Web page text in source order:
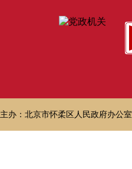
主办：北京市怀柔区人民政府办公室